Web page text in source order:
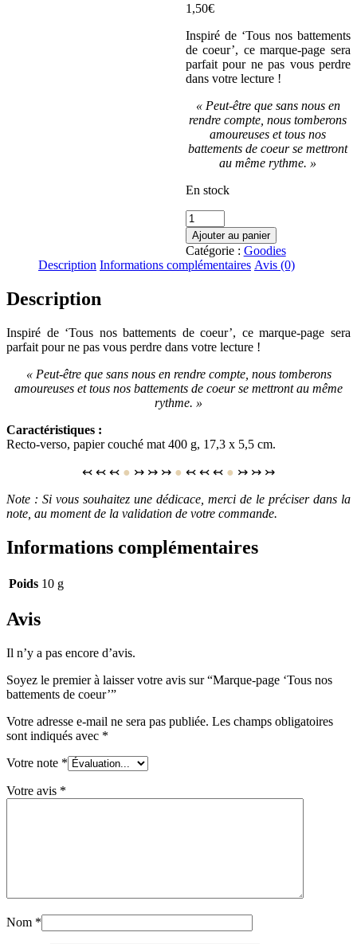
1,50€
Inspiré de ‘Tous nos battements
de coeur’, ce marque-page sera
parfait pour ne pas vous perdre
dans votre lecture !
« Peut-être que sans nous en
rendre compte, nous tomberons
amoureuses et tous nos
battements de coeur se mettront
au même rythme. »
En stock
quantité
de
Marque-
page
'Tous
coeur'
Ajouter au panier
Catégorie : Goodies
Description Informations complémentaires Avis (0)
Description
Inspiré de ‘Tous nos battements de coeur’, ce marque-page sera
parfait pour ne pas vous perdre dans votre lecture !
« Peut-être que sans nous en rendre compte, nous tomberons
amoureuses et tous nos battements de coeur se mettront au même
rythme. »
Caractéristiques :
Recto-verso, papier couché mat 400 g, 17,3 x 5,5 cm.
↢ ↢ ↢ ● ↣ ↣ ↣ ● ↢ ↢ ↢ ● ↣ ↣ ↣
Note : Si vous souhaitez une dédicace, merci de le préciser dans la
note, au moment de la validation de votre commande.
Informations complémentaires
Poids 10 g
Avis
Il n’y a pas encore d’avis.
Soyez le premier à laisser votre avis sur “Marque-page ‘Tous nos
battements de coeur’”
Votre adresse e-mail ne sera pas publiée. Les champs obligatoires
sont indiqués avec *
Votre note *
Votre avis *
Nom *